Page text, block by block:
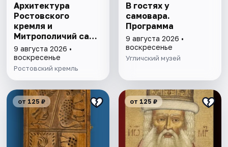
Архитектура
Ростовского
кремля и
Митрополичий сад,
выставка
"Митрополичье
варенье"
9 августа 2026 •
воскресенье
Ростовский кремль
В гостях у
самовара.
Программа
9 августа 2026 •
воскресенье
Угличский музей
от 125 ₽ от 125 ₽